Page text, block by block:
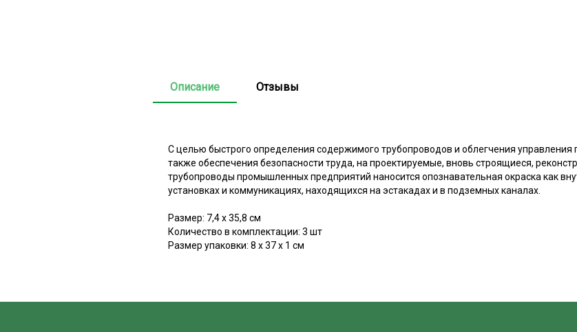
Описание Отзывы
С целью быстрого определения содержимого трубопроводов и облегчения
также обеспечения безопасности труда, на проектируемые, вновь строящиеся,
трубопроводы промышленных предприятий наносится опознавательная окраска как
установках и коммуникациях, находящихся на эстакадах и в подземных каналах.
Размер: 7,4 х 35,8 см
Количество в комплектации: 3 шт
Размер упаковки: 8 х 37 х 1 см